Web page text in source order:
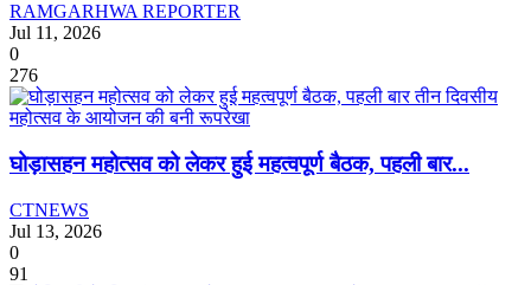
RAMGARHWA REPORTER
Jul 11, 2026
0
276
घोड़ासहन महोत्सव को लेकर हुई महत्वपूर्ण बैठक, पहली बार...
CTNEWS
Jul 13, 2026
0
91